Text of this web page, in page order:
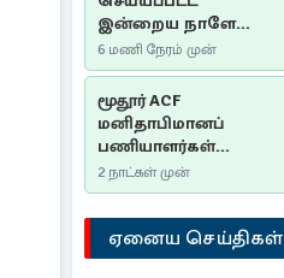
இன்றைய நாளே
செம்மணி
இனப்படுகொலை
தினம்…!
6 மணி நேரம் முன்
மூதூர் ACF
மனிதாபிமானப்
பணியாளர்கள்
படுகொலை (2006): 20
ஆண்டுகளாகியும் நீதி
மறுக்கப்பட்ட
மனிதாபிமானப்
பேரவலம்
2 நாட்கள் முன்
ஏனைய செய்திகள்